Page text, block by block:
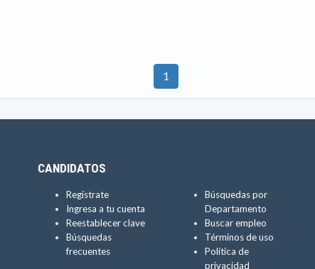
1
CANDIDATOS
Regístrate
Ingresa a tu cuenta
Reestablecer clave
Búsquedas
frecuentes
Búsquedas por
Departamento
Buscar empleo
Términos de uso
Política de
privacidad